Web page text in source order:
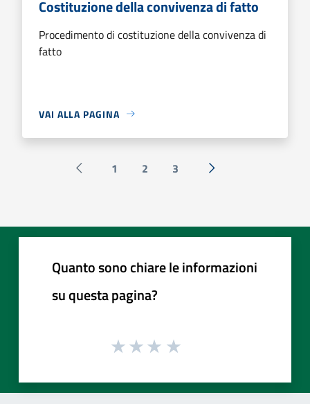
Costituzione della convivenza di fatto
Procedimento di costituzione della convivenza di
fatto
VAI ALLA PAGINA
Pagina precedente
1 2 3 Successiva »
Quanto sono chiare le informazioni
su questa pagina?